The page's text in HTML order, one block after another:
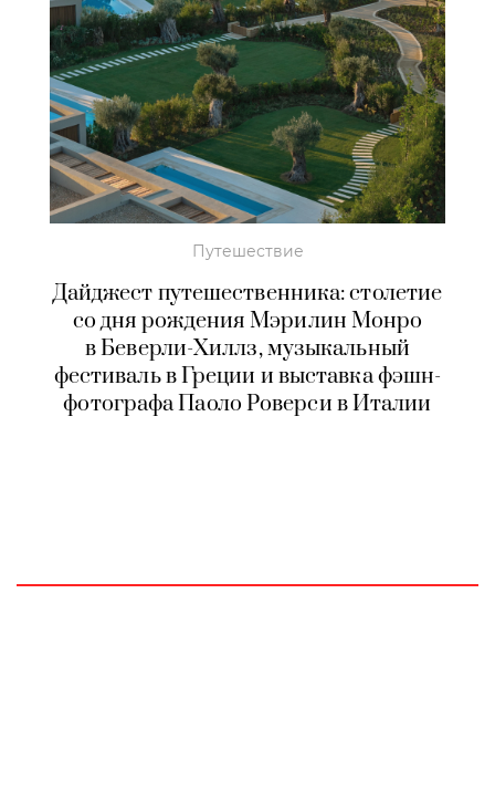
Путешествие
Дайджест путешественника: столетие
со дня рождения Мэрилин Монро
в Беверли-Хиллз, музыкальный
фестиваль в Греции и выставка фэшн-
фотографа Паоло Роверси в Италии